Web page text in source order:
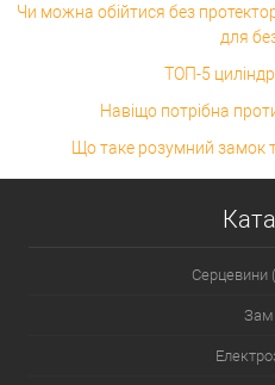
Чи можна обійтися без
для
ТОП-5
Навіщо потрібна
Що таке розумний замок
Серцевини